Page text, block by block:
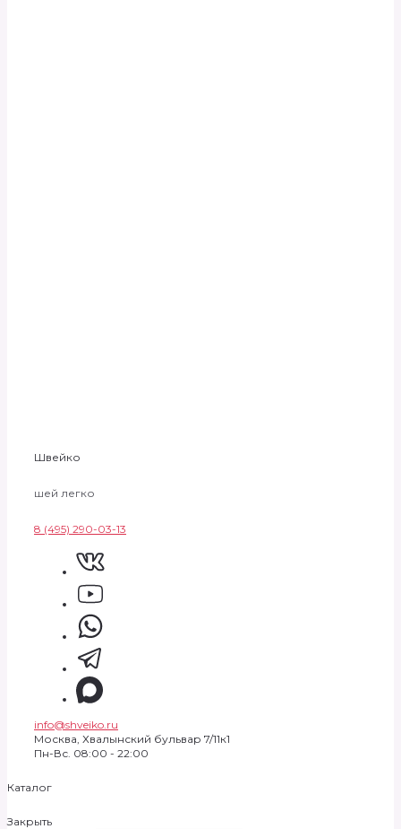
Швейко
шей легко
8 (495) 290-03-13
info@shveiko.ru
Москва, Хвалынский бульвар 7/11к1
Пн-Вс. 08:00 - 22:00
Каталог
Закрыть